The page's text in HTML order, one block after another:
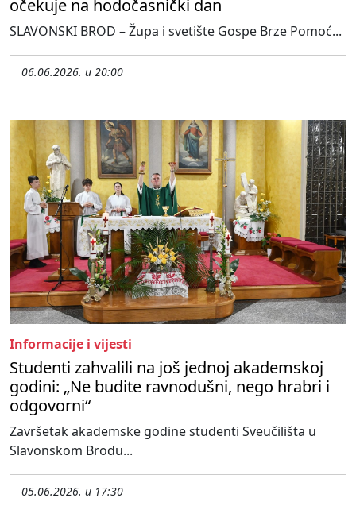
očekuje na hodočasnički dan
SLAVONSKI BROD – Župa i svetište Gospe Brze Pomoć...
06.06.2026. u 20:00
Informacije i vijesti
Studenti zahvalili na još jednoj akademskoj
godini: „Ne budite ravnodušni, nego hrabri i
odgovorni“
Završetak akademske godine studenti Sveučilišta u
Slavonskom Brodu...
05.06.2026. u 17:30